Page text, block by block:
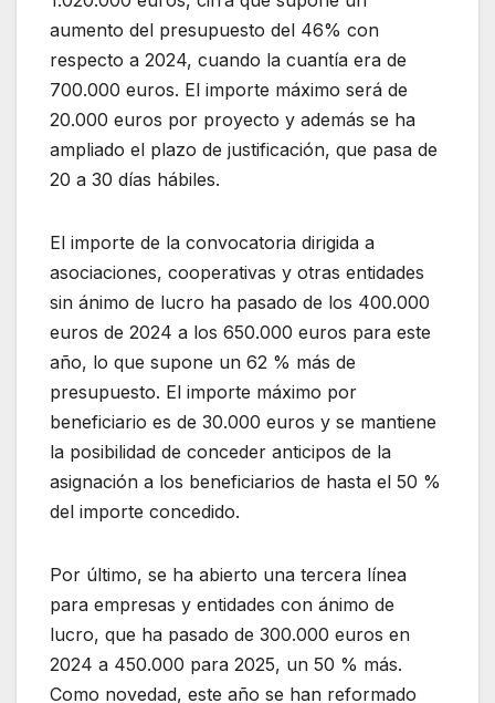
aumento del presupuesto del 46% con
respecto a 2024, cuando la cuantía era de
700.000 euros. El importe máximo será de
20.000 euros por proyecto y además se ha
ampliado el plazo de justificación, que pasa de
20 a 30 días hábiles.
El importe de la convocatoria dirigida a
asociaciones, cooperativas y otras entidades
sin ánimo de lucro ha pasado de los 400.000
euros de 2024 a los 650.000 euros para este
año, lo que supone un 62 % más de
presupuesto. El importe máximo por
beneficiario es de 30.000 euros y se mantiene
la posibilidad de conceder anticipos de la
asignación a los beneficiarios de hasta el 50 %
del importe concedido.
Por último, se ha abierto una tercera línea
para empresas y entidades con ánimo de
lucro, que ha pasado de 300.000 euros en
2024 a 450.000 para 2025, un 50 % más.
Como novedad, este año se han reformado